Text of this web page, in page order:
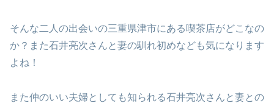
そんな二人の出会いの三重県津市にある喫茶店がどこなの
か？また石井亮次さんと妻の馴れ初めなども気になります
よね！
また仲のいい夫婦としても知られる石井亮次さんと妻との